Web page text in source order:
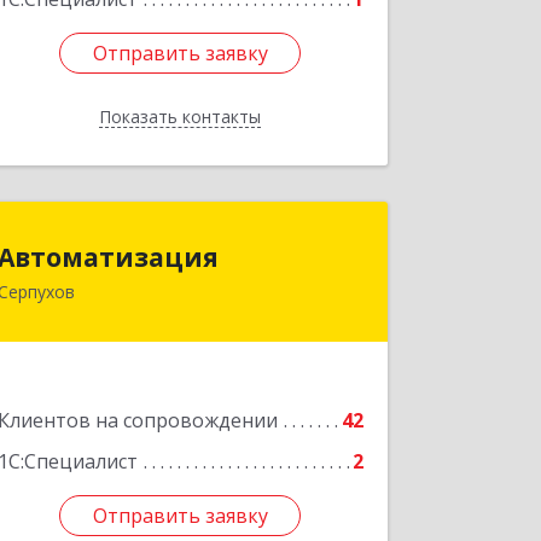
Отправить заявку
Показать контакты
Отправить заявку
Назад
Клиентов на сопровождении
42
1С:Специалист
2
Отправить заявку
142205, Московская обл, Серпухов г,
Отправить заявку